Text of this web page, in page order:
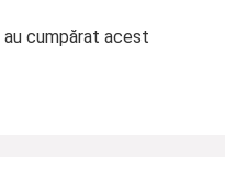
cumpărat acest